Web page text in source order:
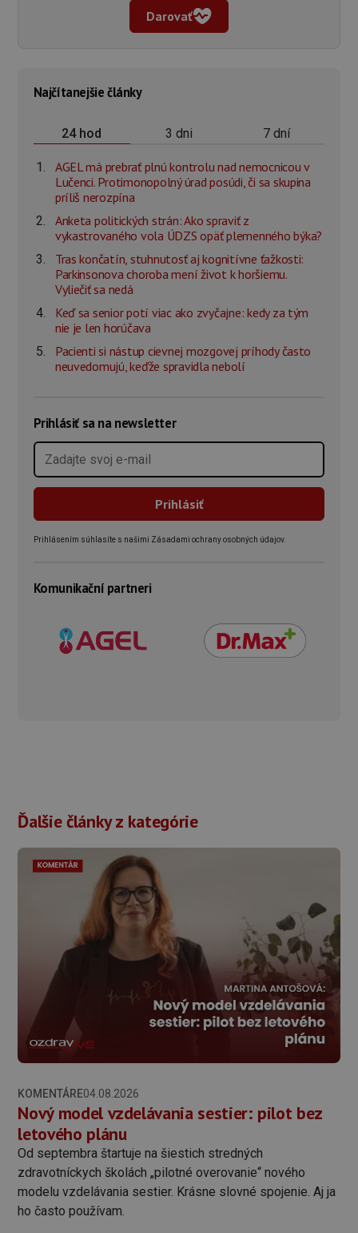
Darovať
Najčítanejšie články
24 hod 3 dni 7 dní
AGEL má prebrať plnú kontrolu nad nemocnicou v
Lučenci. Protimonopolný úrad posúdi, či sa skupina
príliš nerozpína
Anketa politických strán: Ako spraviť z
vykastrovaného vola ÚDZS opäť plemenného býka?
Tras končatín, stuhnutosť aj kognitívne ťažkosti:
Parkinsonova choroba mení život k horšiemu.
Vyliečiť sa nedá
Keď sa senior potí viac ako zvyčajne: kedy za tým
nie je len horúčava
Pacienti si nástup cievnej mozgovej príhody často
neuvedomujú, keďže spravidla nebolí
Prihlásiť sa na newsletter
Prihlásením súhlasíte s našimi Zásadami ochrany osobných údajov.
Komunikační partneri
Ďalšie články z kategórie
KOMENTÁRE04.08.2026
Nový model vzdelávania sestier: pilot bez
letového plánu
Od septembra štartuje na šiestich stredných
zdravotníckych školách „pilotné overovanie“ nového
modelu vzdelávania sestier. Krásne slovné spojenie. Aj ja
ho často používam.